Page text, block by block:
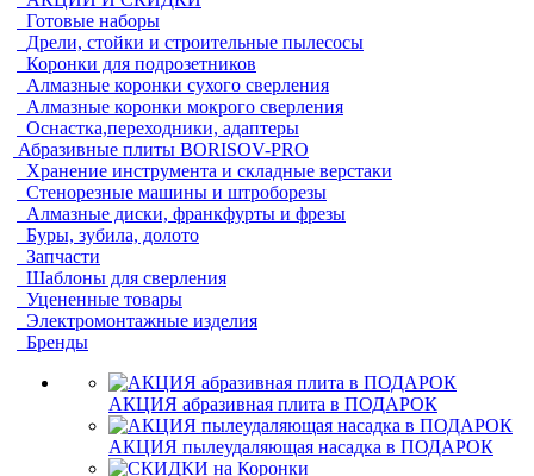
Готовые наборы
Дрели, стойки и строительные пылесосы
Коронки для подрозетников
Алмазные коронки сухого сверления
Алмазные коронки мокрого сверления
Оснастка,переходники, адаптеры
Абразивные плиты BORISOV-PRO
Хранение инструмента и складные верстаки
Стенорезные машины и штроборезы
Алмазные диски, франкфурты и фрезы
Буры, зубила, долото
Запчасти
Шаблоны для сверления
Уцененные товары
Электромонтажные изделия
Бренды
АКЦИЯ абразивная плита в ПОДАРОК
АКЦИЯ пылеудаляющая насадка в ПОДАРОК